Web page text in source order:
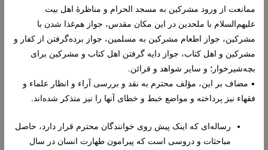
ممانعت از ورود مشرکین به مسجد الحرام و مناظرۀ اهل بیت
علیهم‌السلام با ملحدین در این مکان مقدس، جواز هم‌غذا شدن با
مشرکین، جواز اطعام مشرکین به مسلمین، جواز برده‌گرفتن از کفار و
مشرکین و اهل کتاب، جواز دایه گرفتن اهل کتاب و مشرکین برای
بچه‌‌شیر‌خوار؛ و سایر شواهد و قرائن.
• مضاف بر این، مؤلف محترم به نقد و بررسی آراء و انظار علماء و
فقهاء نیز پرداخته و مواضع خبط و خطای آنها را نیز متذکر شده‌اند.
رساله‌ای که اینک پیش روی خوانندگان محترم قرار دارد، حاصل
مباحثات و دروسی است که پیرامون طهارت انسان در سال